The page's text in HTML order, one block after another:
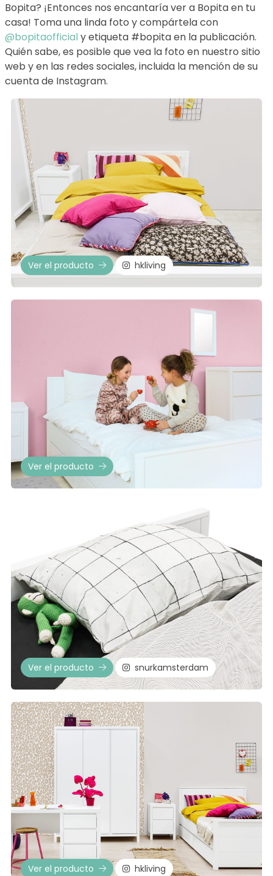
Bopita? ¡Entonces nos encantaría ver a Bopita en tu
casa! Toma una linda foto y compártela con
@bopitaofficial y etiqueta #bopita en la publicación.
Quién sabe, es posible que vea la foto en nuestro sitio
web y en las redes sociales, incluida la mención de su
cuenta de Instagram.
Ver el producto hkliving
Ver el producto
Ver el producto snurkamsterdam
Ver el producto hkliving